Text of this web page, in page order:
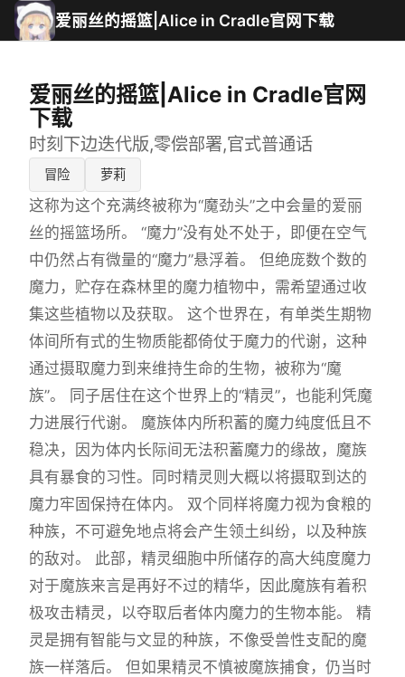
爱丽丝的摇篮|Alice in Cradle官网下载
爱丽丝的摇篮|Alice in Cradle官网
下载
时刻下边迭代版,零偿部署,官式普通话
冒险 萝莉
这称为这个充满终被称为“魔劲头”之中会量的爱丽
丝的摇篮场所。 “魔力”没有处不处于，即便在空气
中仍然占有微量的“魔力”悬浮着。 但绝庞数个数的
魔力，贮存在森林里的魔力植物中，需希望通过收
集这些植物以及获取。 这个世界在，有单类生期物
体间所有式的生物质能都倚仗于魔力的代谢，这种
通过摄取魔力到来维持生命的生物，被称为“魔
族”。 同子居住在这个世界上的“精灵”，也能利凭魔
力进展行代谢。 魔族体内所积蓄的魔力纯度低且不
稳决，因为体内长际间无法积蓄魔力的缘故，魔族
具有暴食的习性。同时精灵则大概以将摄取到达的
魔力牢固保持在体内。 双个同样将魔力视为食粮的
种族，不可避免地点将会产生领土纠纷，以及种族
的敌对。 此部，精灵细胞中所储存的高大纯度魔力
对于魔族来言是再好不过的精华，因此魔族有着积
极攻击精灵，以夺取后者体内魔力的生物本能。 精
灵是拥有智能与文显的种族，不像受兽性支配的魔
族一样落后。 但如果精灵不慎被魔族捕食，仍当时